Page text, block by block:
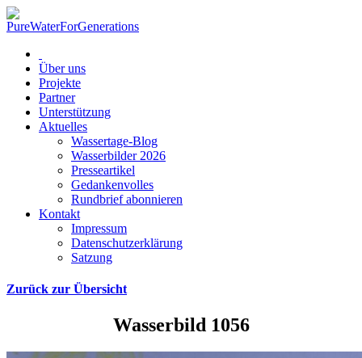
Über uns
Projekte
Partner
Unterstützung
Aktuelles
Wassertage-Blog
Wasserbilder 2026
Presseartikel
Gedankenvolles
Rundbrief abonnieren
Kontakt
Impressum
Datenschutzerklärung
Satzung
Zurück zur Übersicht
Wasserbild 1056